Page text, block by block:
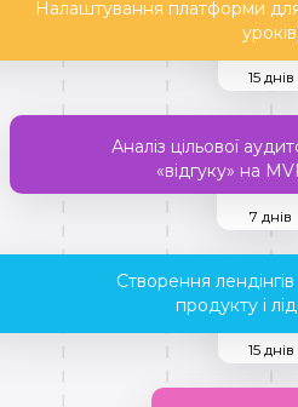
7 днів
15 днів
Аналіз цільової
«відгуку» на
Налаштування платформи
Створення
продукту і
15 днів